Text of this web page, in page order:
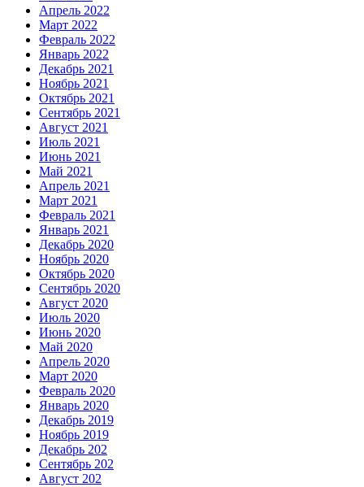
Апрель 2022
Март 2022
Февраль 2022
Январь 2022
Декабрь 2021
Ноябрь 2021
Октябрь 2021
Сентябрь 2021
Август 2021
Июль 2021
Июнь 2021
Май 2021
Апрель 2021
Март 2021
Февраль 2021
Январь 2021
Декабрь 2020
Ноябрь 2020
Октябрь 2020
Сентябрь 2020
Август 2020
Июль 2020
Июнь 2020
Май 2020
Апрель 2020
Март 2020
Февраль 2020
Январь 2020
Декабрь 2019
Ноябрь 2019
Декабрь 202
Сентябрь 202
Август 202